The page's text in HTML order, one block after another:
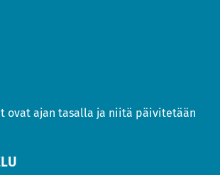
ovat ajan tasalla ja niitä päivitetään